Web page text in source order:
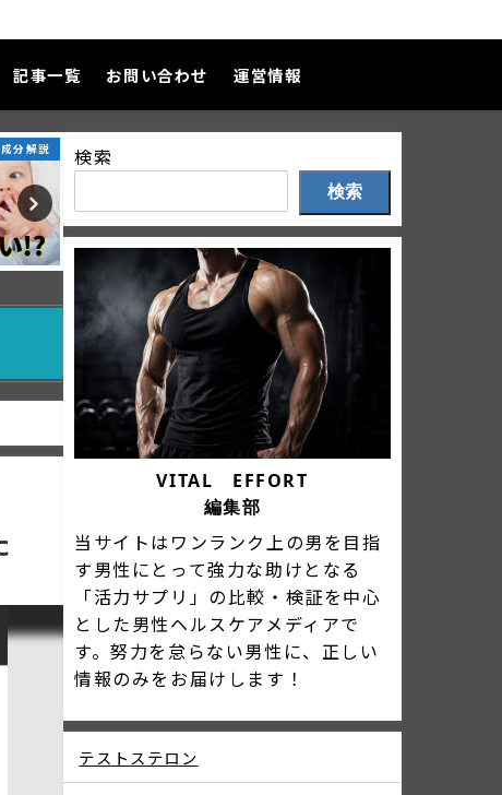
記事一覧 お問い合わせ 運営情報
成分解説 検索
検索
VITAL EFFORT
編集部
当サイトはワンランク上の男を目指
す男性にとって強力な助けとなる
「活力サプリ」の比較・検証を中心
とした男性ヘルスケアメディアで
す。努力を怠らない男性に、正しい
情報のみをお届けします！
テストステロン